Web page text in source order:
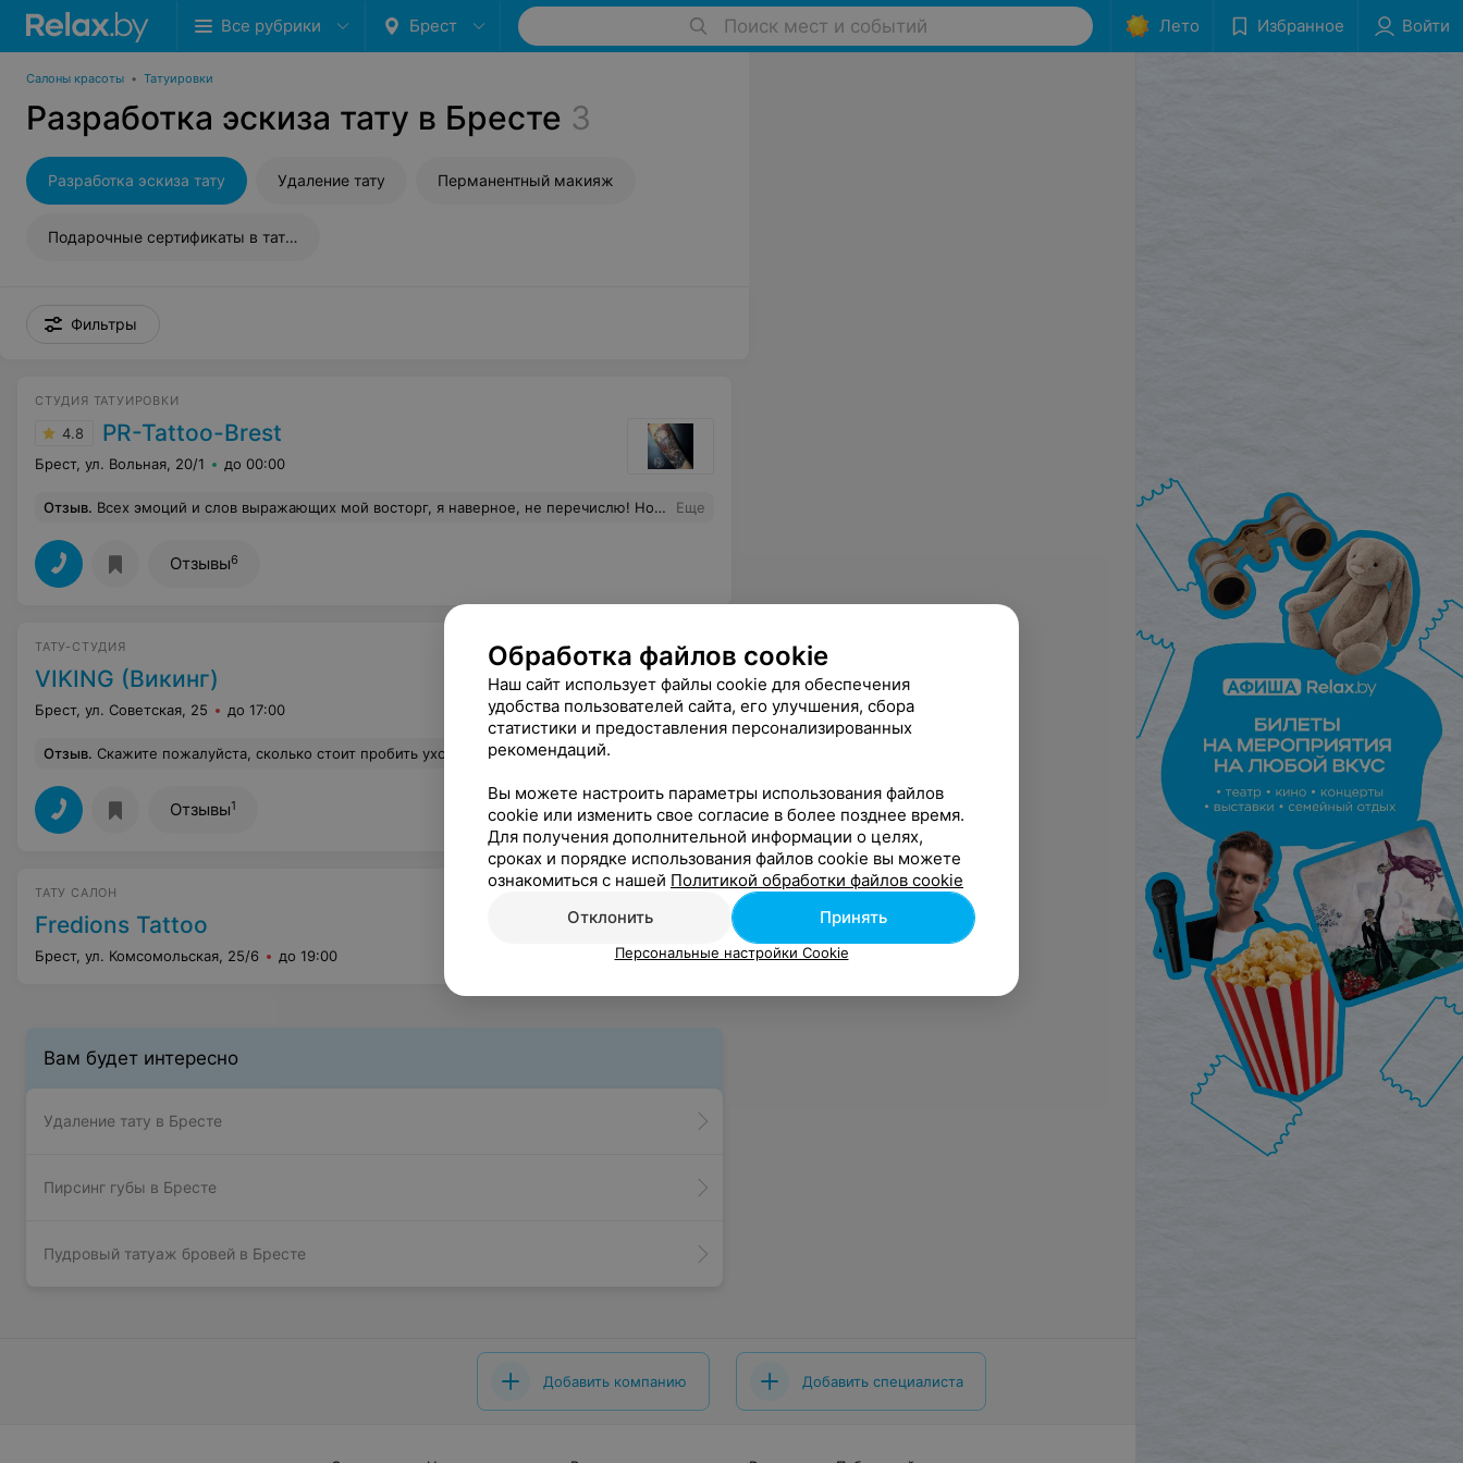
Все рубрики Брест Поиск мест и событий Лето Избранное Войти
Салоны красоты • Татуировки
Разработка эскиза тату в Бресте 3
Разработка эскиза тату Удаление тату Перманентный макияж
Подарочные сертификаты в тату-салон
Фильтры
СТУДИЯ ТАТУИРОВКИ
4.8 PR-Tattoo-Brest
Брест, ул. Вольная, 20/1 до 00:00
Отзыв. Всех эмоций и слов выражающих мой восторг, я наверное, не перечислю! Но скажу чётко - ребята просто космос! ))Тату била впервые, но на следующее утро поняла - вернусь ещё раз! Если вы решили, что тату теперь должно быть частью вас - смело обращайтесь к Ане и Роману! Больно,но красотища нереальная))) Еще
Отзывы6
ТАТУ-СТУДИЯ
VIKING (Викинг)
Брест, ул. Советская, 25 до 17:00
Отзыв. Скажите пожалуйста, сколько стоит пробить ухо?? Еще
Отзывы1
ТАТУ САЛОН
Fredions Tattoo
Брест, ул. Комсомольская, 25/6 до 19:00
Вам будет интересно
Удаление тату в Бресте
Пирсинг губы в Бресте
Пудровый татуаж бровей в Бресте
Добавить компанию Добавить специалиста
Обработка файлов cookie
Наш сайт использует файлы cookie для обеспечения
удобства пользователей сайта, его улучшения, сбора
статистики и предоставления персонализированных
рекомендаций.
Вы можете настроить параметры использования файлов
cookie или изменить свое согласие в более позднее время.
Для получения дополнительной информации о целях,
сроках и порядке использования файлов cookie вы можете
ознакомиться с нашей Политикой обработки файлов cookie
Отклонить
Принять
Персональные настройки Cookie